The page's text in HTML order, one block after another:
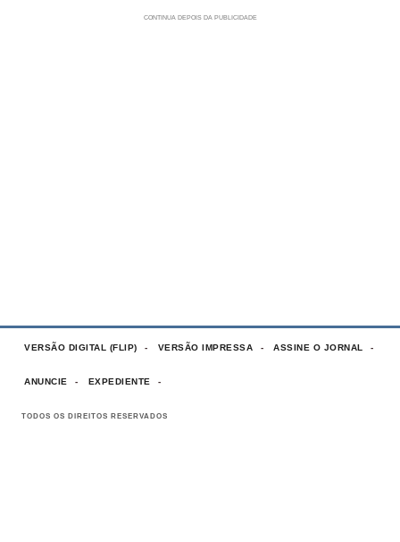
VERSÃO DIGITAL (FLIP) VERSÃO IMPRESSA ASSINE O JORNAL
ANUNCIE EXPEDIENTE
TODOS OS DIREITOS RESERVADOS